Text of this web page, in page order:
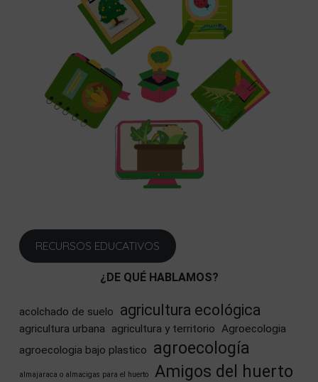
RECURSOS EDUCATIVOS
¿DE QUÉ HABLAMOS?
acolchado de suelo agricultura ecológica
agricultura urbana agricultura y territorio Agroecologia
agroecologia bajo plastico
agroecología
almajaraca o almacigas para el huerto
Amigos del huerto